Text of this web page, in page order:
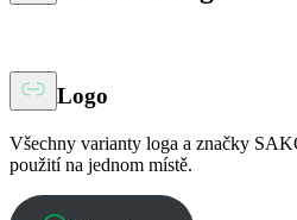
Logo
Všechny varianty loga a značky
použití na jednom místě.